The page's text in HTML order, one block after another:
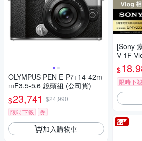
OLYMPUS PEN E-P7+14-42m
mF3.5-5.6 鏡頭組 (公司貨)
$23,741 $24,990
限時下殺
券
加入購物車
[Sony
V-1F
(網紅
$
限時下殺